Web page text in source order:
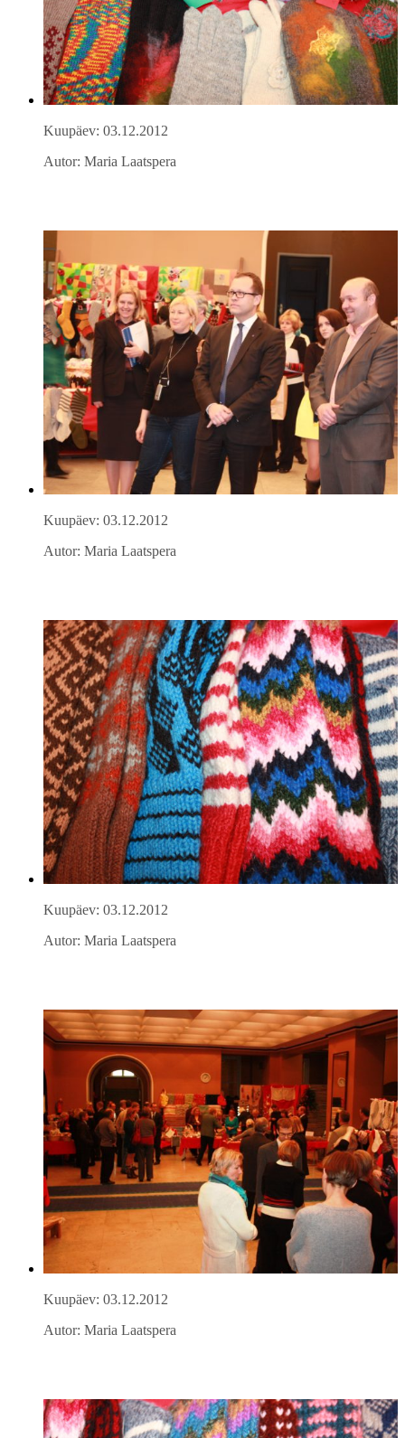
Kuupäev: 03.12.2012
Autor: Maria Laatspera
Kuupäev: 03.12.2012
Autor: Maria Laatspera
Kuupäev: 03.12.2012
Autor: Maria Laatspera
Kuupäev: 03.12.2012
Autor: Maria Laatspera